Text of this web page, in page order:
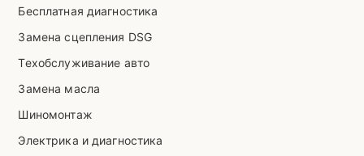
Бесплатная диагностика
Замена сцепления DSG
Техобслуживание авто
Замена масла
Шиномонтаж
Электрика и диагностика